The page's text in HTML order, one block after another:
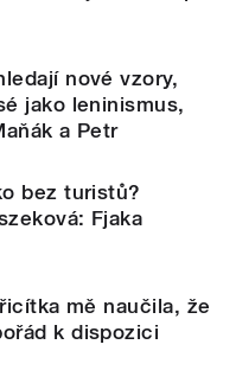
nové vzory,
jako leninismus,
a Petr
bez turistů?
Fjaka
mě naučila, že
k dispozici